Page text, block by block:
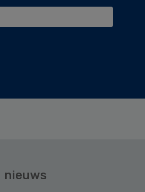
nieuws